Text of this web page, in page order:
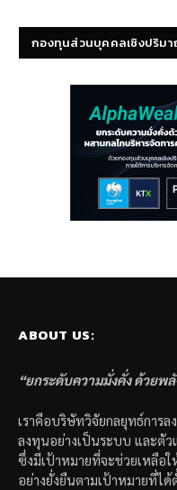
กองทุนส่วนบุคคลเชิงปริม
ABOUT US:
“ยกระดับความมั่งคั่ง ด้วยพ
เราคือบริษัทวิจัยกลยุทธ์การ
ลงทุนอย่างเป็นระบบ และตั
ซึ่งมีเป้าหมายที่จะช่วยเหลือ
อย่างยั่งยืนตามเป้าหมายที่ไ